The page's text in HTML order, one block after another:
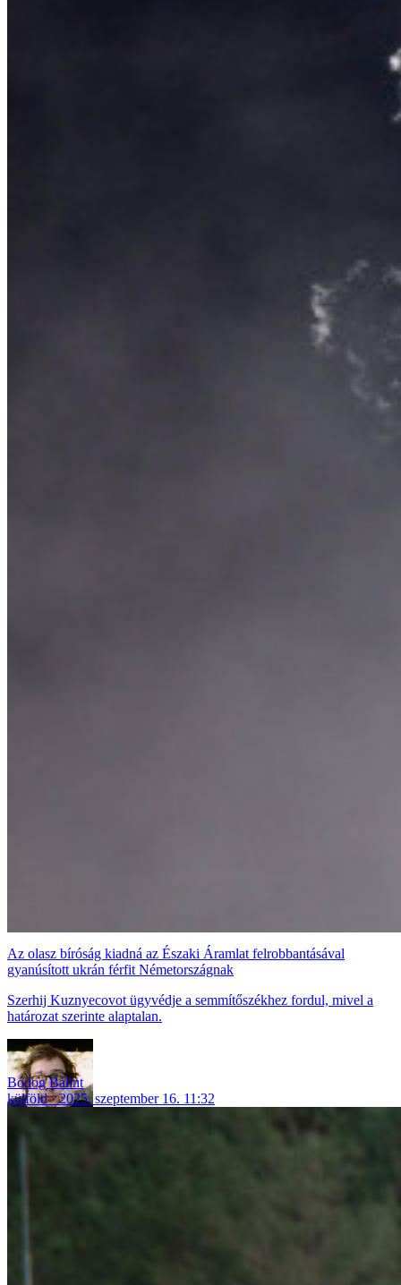
Az olasz bíróság kiadná az Északi Áramlat felrobbantásával
gyanúsított ukrán férfit Németországnak
Szerhij Kuznyecovot ügyvédje a semmítőszékhez fordul, mivel a
határozat szerinte alaptalan.
Bódog Bálint
külföld
2025. szeptember 16. 11:32